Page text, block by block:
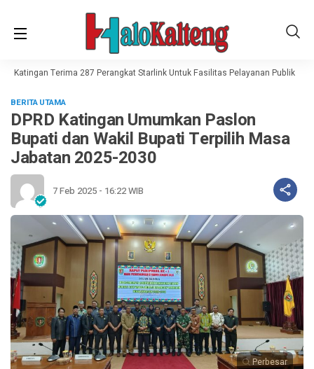
Katingan Terima 287 Perangkat Starlink Untuk Fasilitas Pelayanan Publik
BERITA UTAMA
DPRD Katingan Umumkan Paslon
Bupati dan Wakil Bupati Terpilih Masa
Jabatan 2025-2030
7 Feb 2025 - 16:22 WIB
Perbesar